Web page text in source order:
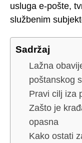
usluga e-pošte,
službenim
Sadržaj
Lažna
poštanskog
Pravi cilj iza
Zašto je
opasna
Kako ostati